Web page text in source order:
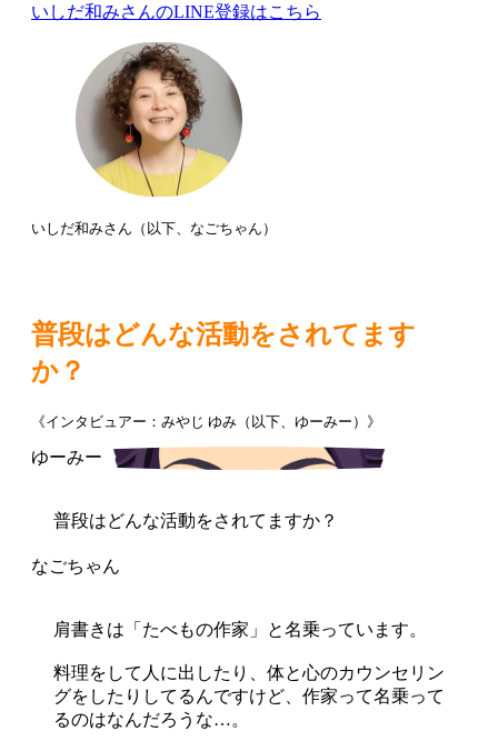
いしだ和みさんのLINE登録はこちら
いしだ和みさん（以下、なごちゃん）
普段はどんな活動をされてます
か？
《インタビュアー：みやじ ゆみ（以下、ゆーみー）》
普段はどんな活動をされてますか？
肩書きは「たべもの作家」と名乗っています。
料理をして人に出したり、体と心のカウンセリン
グをしたりしてるんですけど、作家って名乗って
るのはなんだろうな…。